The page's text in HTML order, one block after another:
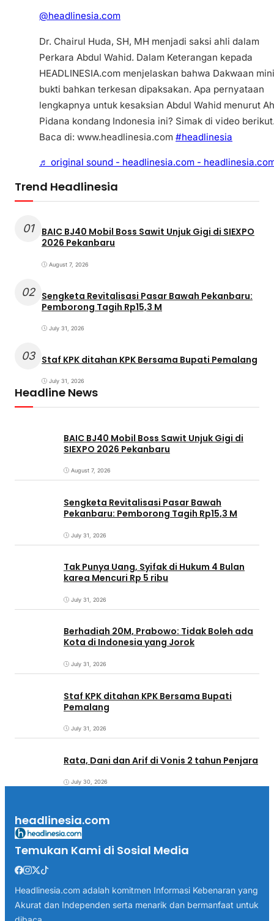
@headlinesia.com
Dr. Chairul Huda, SH, MH menjadi saksi ahli dalam
Perkara Abdul Wahid. Dalam Keterangan kepada
HEADLINESIA.com menjelaskan bahwa Dakwaan
bukti bahkan terkesan dipaksakan. Apa pernyataan
lengkapnya untuk kesaksian Abdul Wahid menurut
Pidana kondang Indonesia ini? Simak di video
Baca di: www.headlinesia.com #headlinesia
♬ original sound - headlinesia.com -
Trend Headlinesia
01
BAIC BJ40 Mobil Boss Sawit Unjuk Gigi di SIEXPO
2026 Pekanbaru
August 7, 2026
02 Sengketa Revitalisasi Pasar Bawah Pekanbaru:
Pemborong Tagih Rp15,3 M
July 31, 2026
03 Staf KPK ditahan KPK Bersama Bupati Pemalang
July 31, 2026
Headline News
BAIC BJ40 Mobil Boss Sawit Unjuk Gigi di
SIEXPO 2026 Pekanbaru
August 7, 2026
Sengketa Revitalisasi Pasar Bawah
Pekanbaru: Pemborong Tagih Rp15,3 M
July 31, 2026
Tak Punya Uang, Syifak di Hukum 4 Bulan
karea Mencuri Rp 5 ribu
July 31, 2026
Berhadiah 20M, Prabowo: Tidak Boleh ada
Kota di Indonesia yang Jorok
July 31, 2026
Staf KPK ditahan KPK Bersama Bupati
Pemalang
July 31, 2026
Rata, Dani dan Arif di Vonis 2 tahun Penjara
July 30, 2026
headlinesia.com
Temukan Kami di Sosial Media
Headlinesia.com adalah komitmen Informasi Kebenaran yang
Akurat dan Independen serta menarik dan bermanfaat untuk